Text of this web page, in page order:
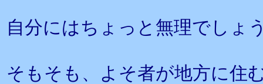
自分にはちょっと無理でしょ
そもそも、よそ者が地方に住